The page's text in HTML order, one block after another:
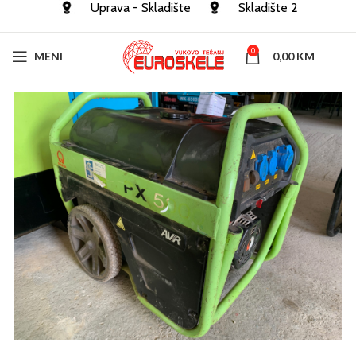
Uprava - Skladište Skladište 2
MENI 0 0,00KM